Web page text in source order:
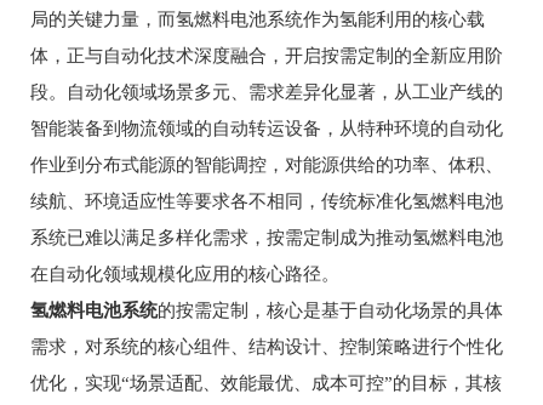
局的关键力量，而氢燃料电池系统作为氢能利用的核心载
体，正与自动化技术深度融合，开启按需定制的全新应用阶
段。自动化领域场景多元、需求差异化显著，从工业产线的
智能装备到物流领域的自动转运设备，从特种环境的自动化
作业到分布式能源的智能调控，对能源供给的功率、体积、
续航、环境适应性等要求各不相同，传统标准化氢燃料电池
系统已难以满足多样化需求，按需定制成为推动氢燃料电池
在自动化领域规模化应用的核心路径。
氢燃料电池系统的按需定制，核心是基于自动化场景的具体
需求，对系统的核心组件、结构设计、控制策略进行个性化
优化，实现“场景适配、效能最优、成本可控”的目标，其核